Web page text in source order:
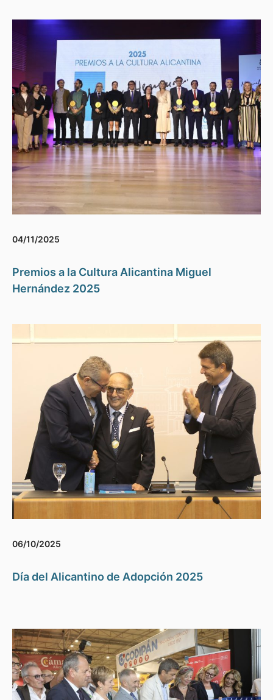
04/11/2025
Premios a la Cultura Alicantina Miguel
Hernández 2025
06/10/2025
Día del Alicantino de Adopción 2025